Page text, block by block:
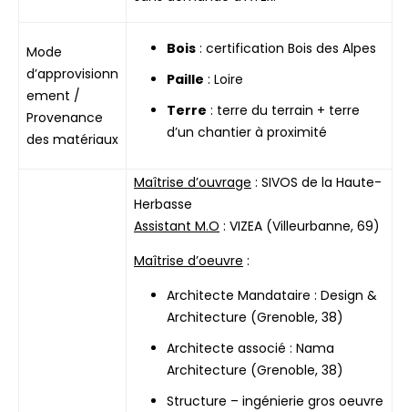
Mode
d’approvisionn
ement /
Provenance
des matériaux
Bois : certification Bois des Alpes
Paille : Loire
Terre : terre du terrain + terre
d’un chantier à proximité
Maîtrise d’ouvrage : SIVOS de la Haute-
Herbasse
Assistant M.O : VIZEA (Villeurbanne, 69)
Maîtrise d’oeuvre :
Architecte Mandataire : Design &
Architecture (Grenoble, 38)
Architecte associé : Nama
Architecture (Grenoble, 38)
Structure – ingénierie gros oeuvre